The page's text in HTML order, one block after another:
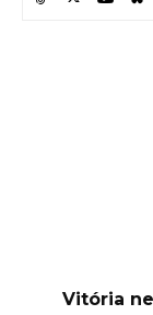
Vitória